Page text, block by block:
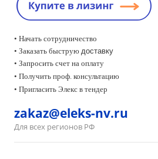
• Начать сотрудничество
• Заказать быструю доставку
• Запросить счет на оплату
• Получить проф. консультацию
• Пригласить Элекс в тендер
zakaz@eleks-nv.ru
Для всех регионов РФ